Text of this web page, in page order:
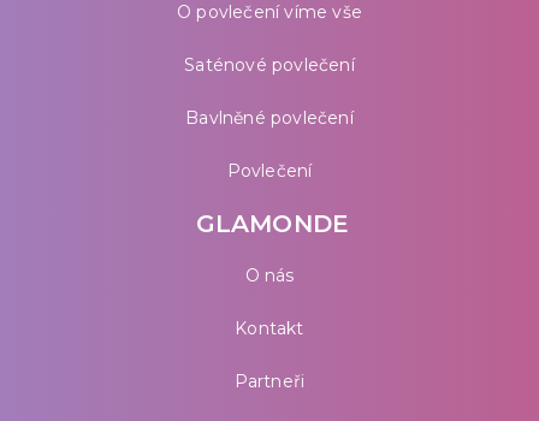
O povlečení víme vše
Saténové povlečení
Bavlněné povlečení
Povlečení
GLAMONDE
O nás
Kontakt
Partneři